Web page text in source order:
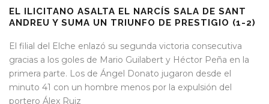
EL ILICITANO ASALTA EL NARCÍS SALA DE SANT
ANDREU Y SUMA UN TRIUNFO DE PRESTIGIO (1-2)
El filial del Elche enlazó su segunda victoria consecutiva
gracias a los goles de Mario Guilabert y Héctor Peña en la
primera parte. Los de Ángel Donato jugaron desde el
minuto 41 con un hombre menos por la expulsión del
portero Álex Ruiz